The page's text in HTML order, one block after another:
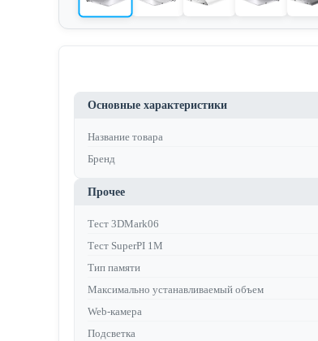
Основные характеристики
Название товара
Бренд
Прочее
Тест 3DMark06
Тест SuperPI 1M
Тип памяти
Максимально устанавливаемый объем
Web-камера
Подсветка